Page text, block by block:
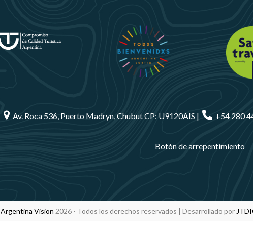
Av. Roca 536, Puerto Madryn, Chubut CP: U9120AIS | +54 280
Botón de arrepentimiento
Argentina Vision 2026 - Todos los derechos reservados | Desarrollado por